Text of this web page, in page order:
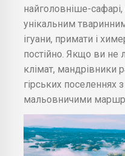
найголовніше-
унікальним
ігуани, примати і
постійно. Якщо ви не
клімат, мандрівники
гірських
мальовничими